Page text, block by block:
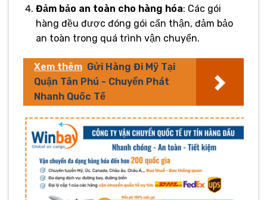
Đảm bảo an toàn cho hàng hóa: Các gói
hàng đều được đóng gói cẩn thận, đảm bảo
an toàn trong quá trình vận chuyển.
Xem thêm Gửi Hàng Đi Mỹ Tại
Quận Tân Phú - Chuyển Phát
Nhanh Quốc Tế